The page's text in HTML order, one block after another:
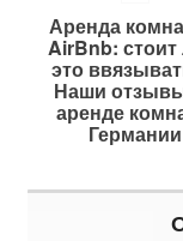
Аренда
AirBnb: стоит
это
Наши
аренде
Германии